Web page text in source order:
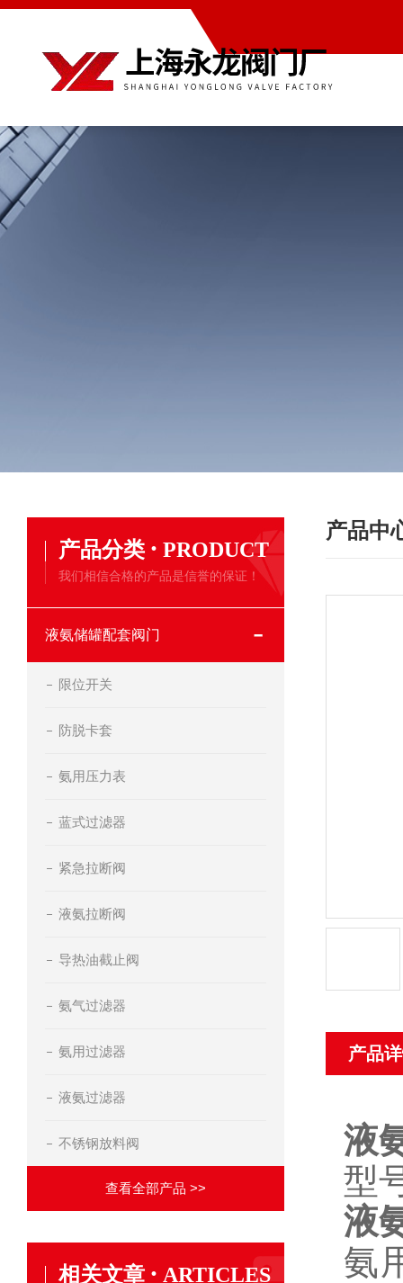
产品中
产品
液
型
液
氨
产品分类 · PRODUCT
我们相信合格的产品是信誉的保证！
液氨储罐配套阀门
限位开关
防脱卡套
氨用压力表
蓝式过滤器
紧急拉断阀
液氨拉断阀
导热油截止阀
氨气过滤器
氨用过滤器
液氨过滤器
不锈钢放料阀
查看全部产品 >>
相关文章 · ARTICLES